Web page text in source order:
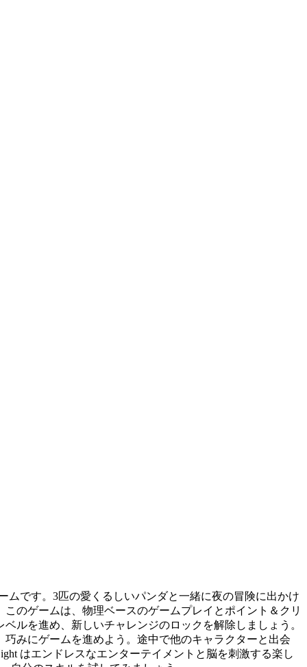
ムです。3匹の愛くるしいパンダと一緒に夜の冒険に出かけ
のゲームは、物理ベースのゲームプレイとポイント＆クリ
ルを進め、新しいチャレンジのロックを解除しましょう。
みにゲームを進めよう。途中で他のキャラクターと出会
はエンドレスなエンターテイメントと脳を刺激する楽し